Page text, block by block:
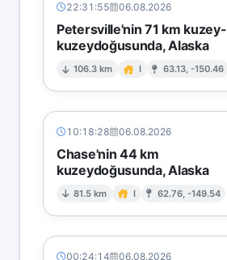
22:31:55 06.08.2026
Petersville'nin 71 km kuzey-
kuzeydoğusunda, Alaska
106.3 km I 63.13, -150.46
10:18:28 06.08.2026
Chase'nin 44 km
kuzeydoğusunda, Alaska
81.5 km I 62.76, -149.54
00:24:14 06.08.2026